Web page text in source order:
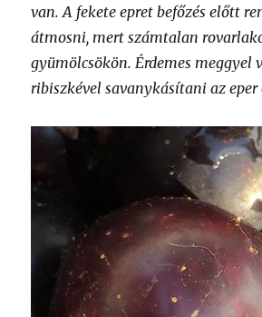
van. A fekete epret befőzés előtt
átmosni, mert számtalan
gyümölcsökön. Érdemes meggyel
ribiszkével savanykásítani az eper